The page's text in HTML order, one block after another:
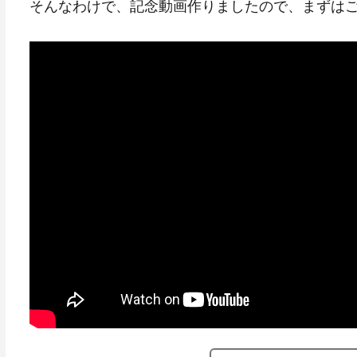
そんなわけで、記念動画作りましたので、まずは